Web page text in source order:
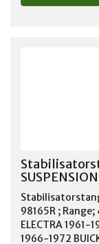
98165R ;
ELECTRA 1961-
1966-1972